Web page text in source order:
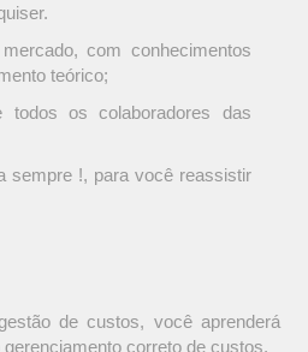
com conhecimentos
teórico;
todos os colaboradores das
sempre !, para você reassistir
de custos, você aprenderá
correto de custos.